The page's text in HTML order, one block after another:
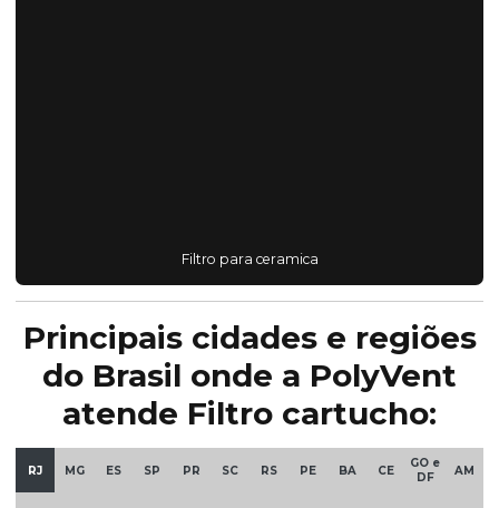
Filtro para ceramica
Principais cidades e regiões
do Brasil onde a PolyVent
atende Filtro cartucho:
RJ MG ES SP PR SC RS PE BA CE
GO e
DF
AM